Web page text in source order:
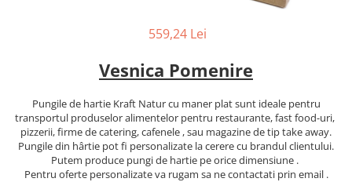
559,24 Lei
Vesnica Pomenire
Pungile de hartie Kraft Natur cu maner plat sunt ideale pentru
transportul produselor alimentelor pentru restaurante, fast food-uri,
pizzerii, firme de catering, cafenele , sau magazine de tip take away.
Pungile din hârtie pot fi personalizate la cerere cu brandul clientului.
Putem produce pungi de hartie pe orice dimensiune .
Pentru oferte personalizate va rugam sa ne contactati prin email .